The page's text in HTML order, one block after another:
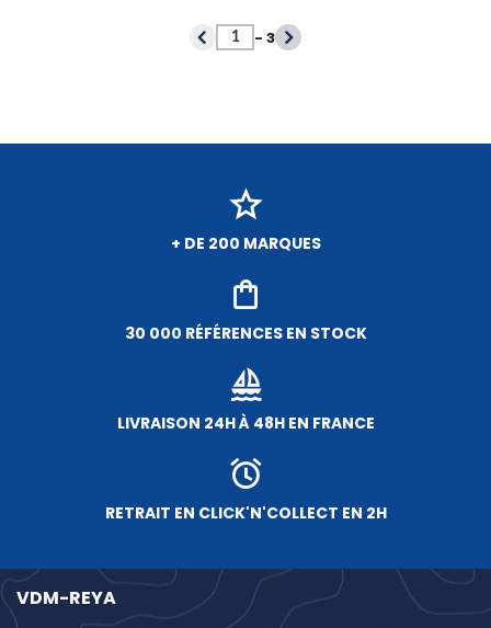
- 3
VDM-REYA
+ DE 200 MARQUES
30 000 RÉFÉRENCES EN STOCK
LIVRAISON 24H À 48H EN FRANCE
RETRAIT EN CLICK'N'COLLECT EN 2H